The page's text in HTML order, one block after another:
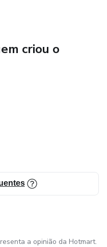
criou o
a opinião da Hotmart.